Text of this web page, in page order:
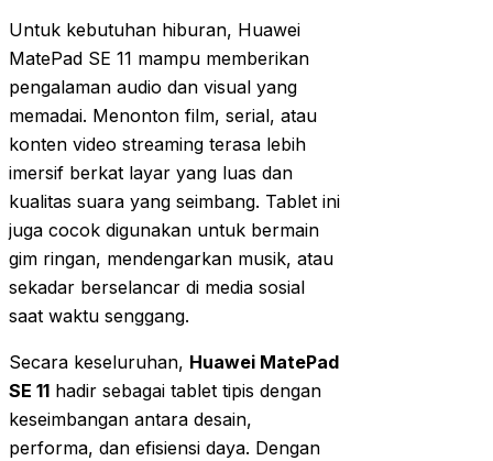
Untuk kebutuhan hiburan, Huawei
MatePad SE 11 mampu memberikan
pengalaman audio dan visual yang
memadai. Menonton film, serial, atau
konten video streaming terasa lebih
imersif berkat layar yang luas dan
kualitas suara yang seimbang. Tablet ini
juga cocok digunakan untuk bermain
gim ringan, mendengarkan musik, atau
sekadar berselancar di media sosial
saat waktu senggang.
Secara keseluruhan, Huawei MatePad
SE 11 hadir sebagai tablet tipis dengan
keseimbangan antara desain,
performa, dan efisiensi daya. Dengan